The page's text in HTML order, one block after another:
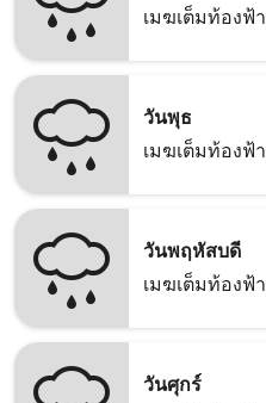
เมฆเต็มท้องฟ้า
วันพุธ
เมฆเต็มท้องฟ้า
วันพฤหัสบดี
เมฆเต็มท้องฟ้า
วันศุกร์